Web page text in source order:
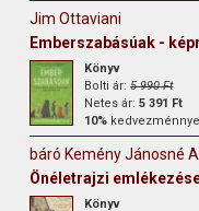
Jim Ottaviani
Emberszabásúak -
Könyv
Bolti ár:5 990 Ft
Netes ár:5 391 Ft
10%
báró Kemény Jánosné
Önéletrajzi
Könyv